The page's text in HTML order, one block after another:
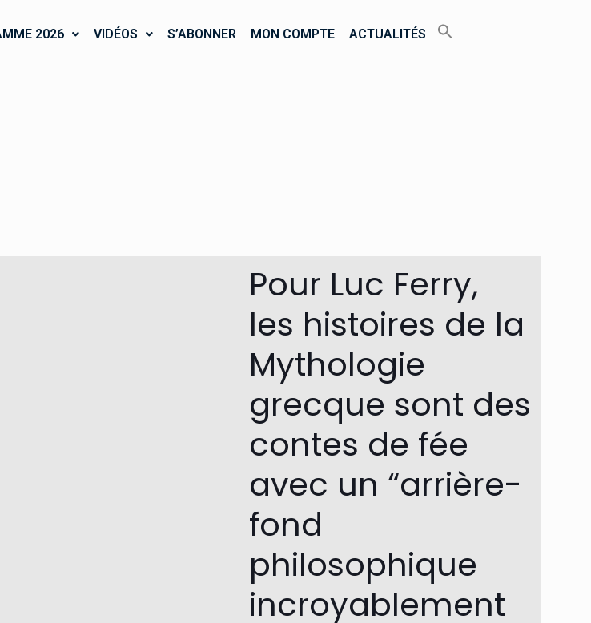
2026 VIDÉOS S’ABONNER MON COMPTE ACTUALITÉS
Pour Luc Ferry,
les histoires de la
Mythologie
grecque sont des
contes de fée
avec un “arrière-
fond
philosophique
incroyablement